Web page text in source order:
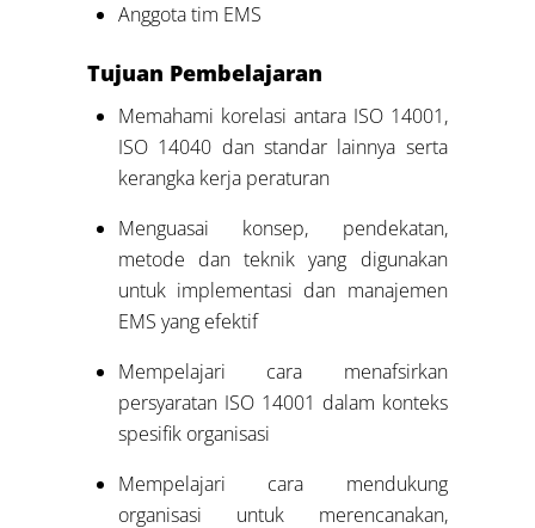
Anggota tim EMS
Tujuan Pembelajaran
Memahami korelasi antara ISO 14001,
ISO 14040 dan standar lainnya serta
kerangka kerja peraturan
Menguasai konsep, pendekatan,
metode dan teknik yang digunakan
untuk implementasi dan manajemen
EMS yang efektif
Mempelajari cara menafsirkan
persyaratan ISO 14001 dalam konteks
spesifik organisasi
Mempelajari cara mendukung
organisasi untuk merencanakan,